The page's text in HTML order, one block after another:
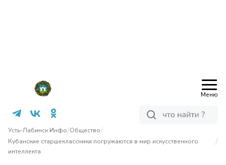
Меню
Усть-Лабинск Инфо/Общество/
Кубанские старшеклассники погружаются в мир искусственного
интеллекта
/